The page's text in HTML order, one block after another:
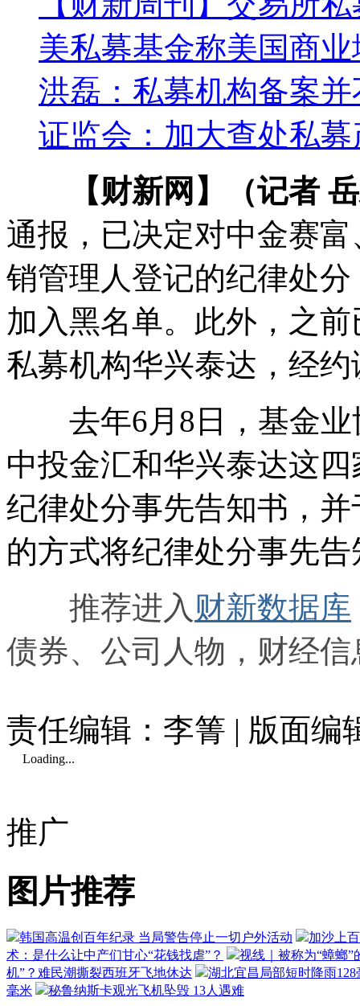
美私募基金称美国商
洪磊：私募机构备案
证监会：加大查处私
【财新网】（记者
通报，已决定对中金赛
销管理人登记的纪律处
加入黑名单。此外，之
私募机构华兴泰达，经
去年6月8日，基金业
中投金汇和华兴泰达这
纪律处分事先告知书，
的方式将纪律处分事先
推荐进入 财新数据库
债券、公司人物，财经
责任编辑：李箐 | 版面编
Loading...
推广
图片推荐
韩国高温创百年纪录 当局警告停止一切户外活动
加沙上
术：是什么让中产们甘心“花钱找虐”？
视线｜被称为“蟑螂
机”？难民潮撕裂西班牙飞地休达
湖北宜昌局部短时降雨
毫米
秘鲁纳斯卡观光飞机坠毁 13人遇难